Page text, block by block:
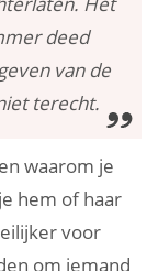
deed
van de
terecht.
waarom je
hem of haar
voor
om iemand